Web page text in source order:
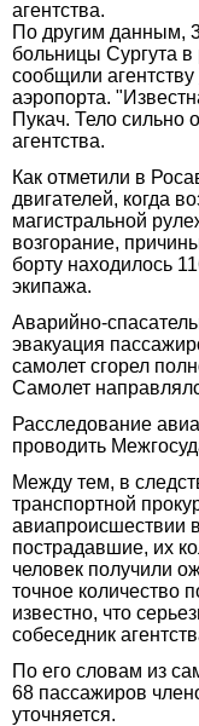
агентства.
По другим данным,
больницы Сургута в
сообщили агентству
аэропорта.
Пукач. Тело сильно
агентства.
Как отметили в
двигателей, когда
магистральной
возгорание,
борту находилось
экипажа.
Аварийно-
эвакуация
самолет сгорел
Самолет
Расследование
проводить
Между тем, в
транспортной
авиапроисшествии
пострадавшие, их
человек получили
точное количество
известно, что
собеседник
По его словам из
68 пассажиров
уточняется.